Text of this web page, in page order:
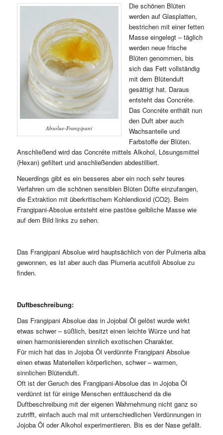
Absolue-Frangipani
Die schönen Blüten
werden auf Glasplatten,
bestrichen mit einer fetten
Masse eingelegt – täglich
werden neue frische
Blüten genommen, bis
sich das Fett vollständig
mit dem Blütenduft
gesättigt hat. Daraus
entsteht das Concréte.
Das Concréte enthält nun
den Duft aber auch
Wachsanteile und
Farbstoffe der Blüten.
Anschließend wird das Concréte mittels Alkohol, Lösungsmittel
(Hexan) gefiltert und anschließenden abdestilliert.
Neuerdings gibt es ein besseres aber ein noch sehr teures
Verfahren um die schönen sensiblen Blüten Düfte einzufangen,
die Extraktion mit überkritischem Kohlendioxid (CO2). Beim
Frangipani-Absolue entsteht eine pastöse gelbliche Masse wie
auf dem Bild links zu sehen.
Das Frangipani Absolue wird hauptsächlich von der Pulmeria alba
gewonnen, es ist aber auch das Plumeria acutifoli Absolue zu
finden.
Duftbeschreibung:
Das Frangipani Absolue das in Jojobal Öl gelöst wurde wirkt
etwas schwer – süßlich, besitzt einen leichte Würze und hat
einen harmonisierenden sinnlich exotischen Charakter.
Für mich hat das in Jojoba Öl verdünnte Frangipani Absolue
einen etwas Materiellen körperlichen, schwer – warmen,
sinnlichen Blütenduft.
Oft ist der Geruch des Frangipani-Absolue das in Jojoba Öl
verdünnt ist für einige Menschen enttäuschend da die
Duftbeschreibung mit der eigenen Wahrnehmung nicht ganz so
zutrifft, einfach auch mal mit unterschiedlichen Verdünnungen in
Jojoba Öl oder Alkohol experimentieren. Bis es der Nase gefällt.